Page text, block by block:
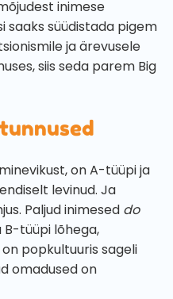
inimese
saaks süüdistada pigem
ja ärevusele
siis seda parem Big
on A-tüüpi ja
levinud. Ja
Paljud inimesed do
tüüpi lõhega,
popkultuuris sageli
omadused on